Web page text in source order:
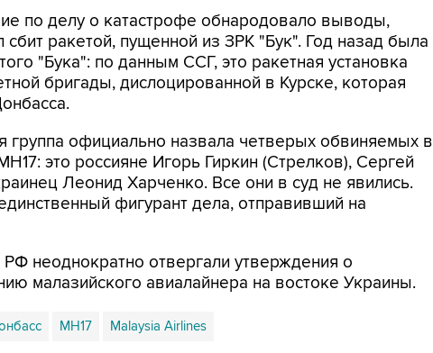
по делу о катастрофе обнародовало выводы,
ракетой, пущенной из ЗРК "Бук". Год назад была
"Бука": по данным ССГ, это ракетная установка
бригады, дислоцированной в Курске, которая
группа официально назвала четверых обвиняемых в
это россияне Игорь Гиркин (Стрелков), Сергей
Леонид Харченко. Все они в суд не явились.
фигурант дела, отправивший на
неоднократно отвергали утверждения о
малазийского авиалайнера на востоке Украины.
MH17 Malaysia Airlines